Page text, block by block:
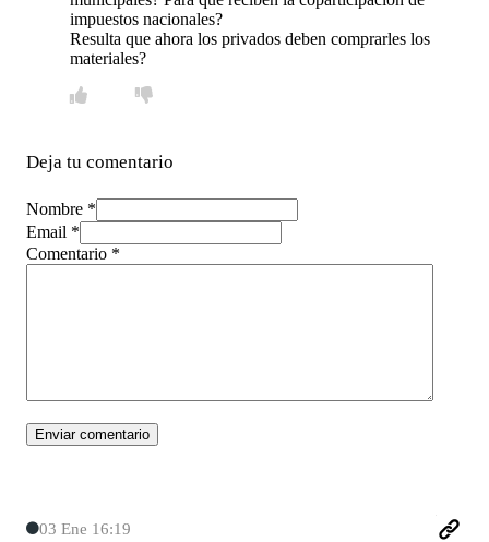
impuestos nacionales?
Resulta que ahora los privados deben comprarles los
materiales?
Deja tu comentario
Nombre *
Email *
Comentario *
03 Ene 16:19